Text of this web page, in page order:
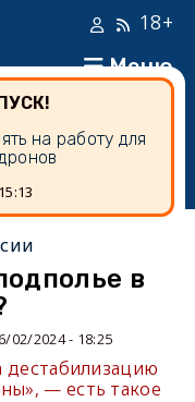
Меню
18+
на работу для
в
02/2024 - 18:25
дестабилизацию
— есть такое